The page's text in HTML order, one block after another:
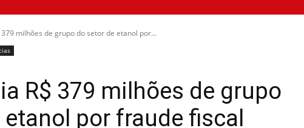
milhões de grupo do setor de etanol por...
R$ 379 milhões de grupo
por fraude fiscal